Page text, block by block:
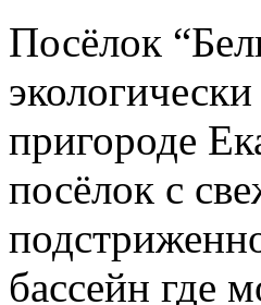
Посёлок
пригороде
посёлок с
бассейн где